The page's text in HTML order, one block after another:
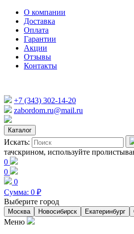
О компании
Доставка
Оплата
Гарантии
Акции
Отзывы
Контакты
+7 (343) 302-14-20
zabordom.ru@mail.ru
Каталог
Искать:
тачскрином, используйте
0
0
0
Сумма: 0 ₽
Выберите город
Москва Новосибирск Екатеринбург
Меню